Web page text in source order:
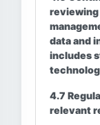
data and
includes
4.7
relevant